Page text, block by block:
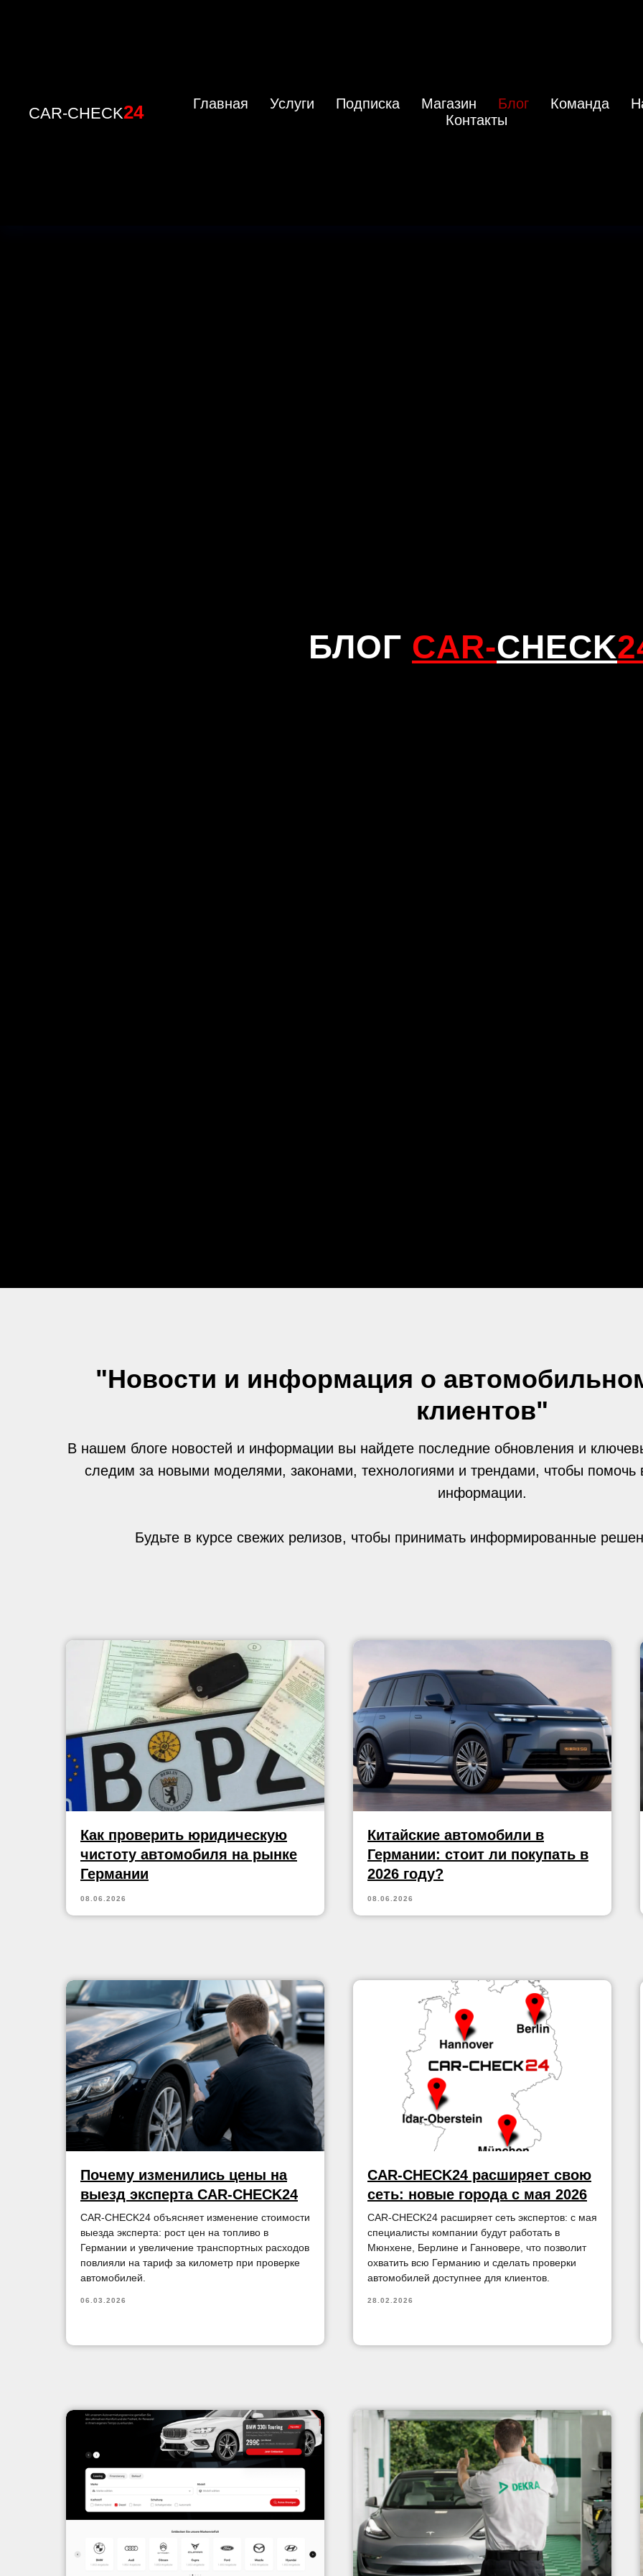
CAR-CHECK24 Главная Услуги Подписка Магазин Блог Команда
Контакты
БЛОГ CAR-CHECK
"Новости и информация о
клиентов"
В нашем блоге новостей и информации вы найдете последние обновления и
следим за новыми моделями, законами, технологиями и трендами, чтобы помочь
информации.
Будьте в курсе свежих релизов, чтобы принимать информированные
Как проверить юридическую
чистоту автомобиля на рынке
Германии
08.06.2026
Китайские автомобили в
Германии: стоит ли покупать в
2026 году?
08.06.2026
Почему изменились цены на
выезд эксперта CAR-CHECK24
CAR-CHECK24 объясняет изменение стоимости
выезда эксперта: рост цен на топливо в
Германии и увеличение транспортных расходов
повлияли на тариф за километр при проверке
автомобилей.
06.03.2026
CAR-CHECK24 расширяет свою
сеть: новые города с мая 2026
CAR-CHECK24 расширяет сеть экспертов: с мая
специалисты компании будут работать в
Мюнхене, Берлине и Ганновере, что позволит
охватить всю Германию и сделать проверки
автомобилей доступнее для клиентов.
28.02.2026